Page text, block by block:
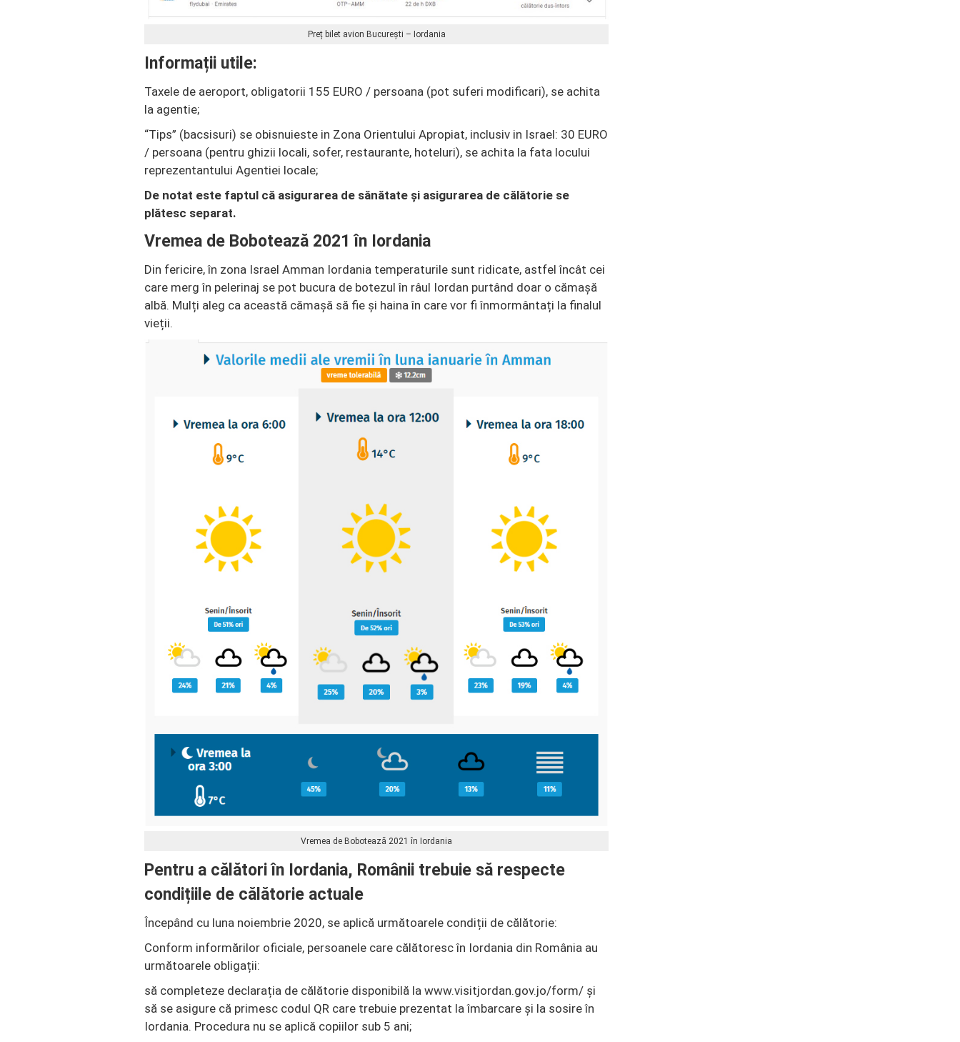
Preț bilet avion București – Iordania
Informații utile:
Taxele de aeroport, obligatorii 155 EURO / persoana (pot suferi modificari), se achita
la agentie;
“Tips” (bacsisuri) se obisnuieste in Zona Orientului Apropiat, inclusiv in Israel: 30 EURO
/ persoana (pentru ghizii locali, sofer, restaurante, hoteluri), se achita la fata locului
reprezentantului Agentiei locale;
De notat este faptul că asigurarea de sănătate și asigurarea de călătorie se
plătesc separat.
Vremea de Bobotează 2021 în Iordania
Din fericire, în zona Israel Amman Iordania temperaturile sunt ridicate, astfel încât cei
care merg în pelerinaj se pot bucura de botezul în râul Iordan purtând doar o cămașă
albă. Mulți aleg ca această cămașă să fie și haina în care vor fi înmormântați la finalul
vieții.
Vremea de Bobotează 2021 în Iordania
Pentru a călători în Iordania, Românii trebuie să respecte
condițiile de călătorie actuale
Începând cu luna noiembrie 2020, se aplică următoarele condiții de călătorie:
Conform informărilor oficiale, persoanele care călătoresc în Iordania din România au
următoarele obligații:
să completeze declarația de călătorie disponibilă la www.visitjordan.gov.jo/form/ și
să se asigure că primesc codul QR care trebuie prezentat la îmbarcare și la sosire în
Iordania. Procedura nu se aplică copiilor sub 5 ani;